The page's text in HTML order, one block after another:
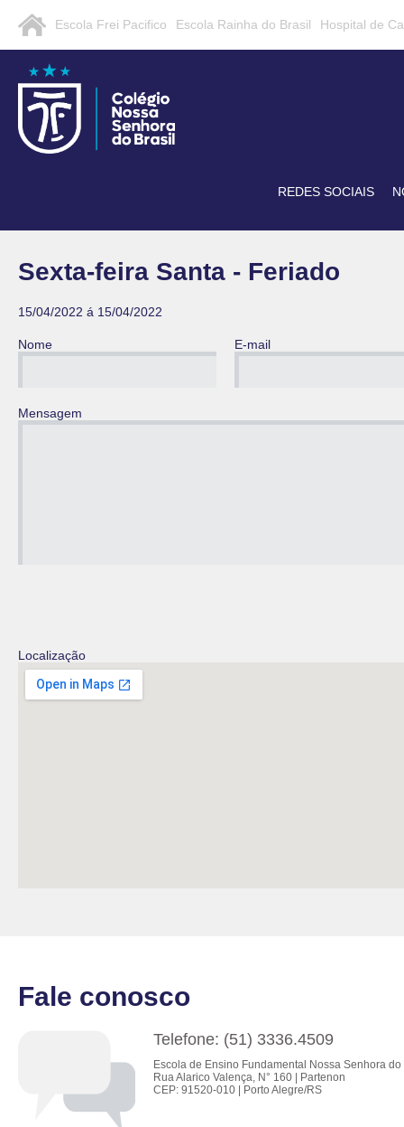
Escola Frei Pacifico Escola Rainha do Brasil Hospital de
REDES SOCIAIS
Sexta-feira Santa - Feriado
15/04/2022 á 15/04/2022
Nome E-mail
Mensagem
Localização
Fale conosco
Telefone: (51) 3336.4509
Escola de Ensino Fundamental Nossa Senhora do
Rua Alarico Valença, N° 160 | Partenon
CEP: 91520-010 | Porto Alegre/RS